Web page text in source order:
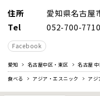
住所
愛知県名古屋
Tel
052-700-7710
Facebook
愛知 名古屋中区・東区
名古屋
食べる
アジア・エスニック アジ